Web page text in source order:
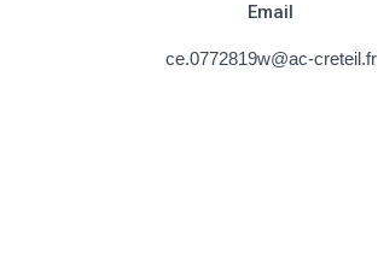
Email
ce.0772819w@ac-creteil.fr